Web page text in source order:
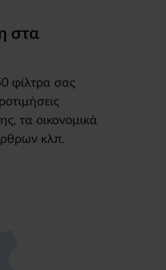
στα
φίλτρα σας
τα οικονομικά
κλπ.